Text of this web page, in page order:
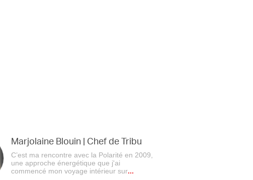
Marjolaine Blouin|Chef de Tribu
C’est ma rencontre avec la Polarité en 2009,
une approche énergétique que j'ai
commencé mon voyage intérieur sur...